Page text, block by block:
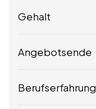
Gehalt
Angebotsende
Berufserfahrung